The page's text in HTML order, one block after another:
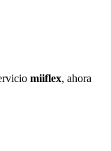
miiflex, ahora